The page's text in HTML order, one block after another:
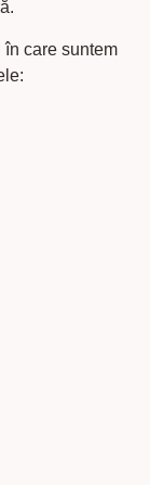
care suntem